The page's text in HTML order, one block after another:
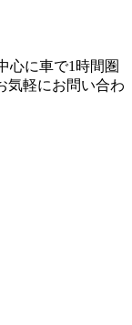
心に車で1時間圏
気軽にお問い合わ